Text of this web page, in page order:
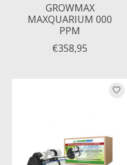
GROWMAX
MAXQUARIUM 000
PPM
€358,95